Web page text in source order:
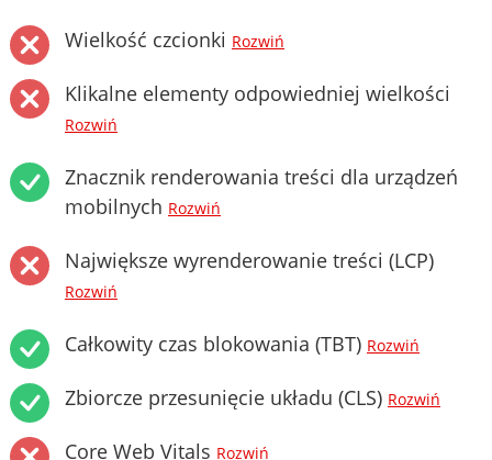
Wielkość czcionki Rozwiń
Klikalne elementy odpowiedniej wielkości
Rozwiń
Znacznik renderowania treści dla urządzeń
mobilnych Rozwiń
Największe wyrenderowanie treści (LCP)
Rozwiń
Całkowity czas blokowania (TBT) Rozwiń
Zbiorcze przesunięcie układu (CLS) Rozwiń
Core Web Vitals Rozwiń